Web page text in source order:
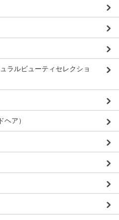
ラルビューティセレクショ
ア）